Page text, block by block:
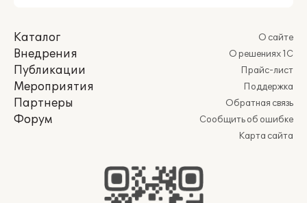
Каталог
Внедрения
Публикации
Мероприятия
Партнеры
Форум
О сайте
О решениях 1С
Прайс-лист
Поддержка
Обратная связь
Сообщить об ошибке
Карта сайта